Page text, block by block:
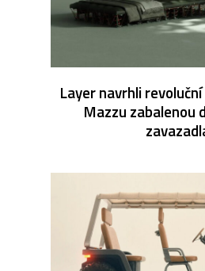
Layer navrhli
Mazzu zabalenou